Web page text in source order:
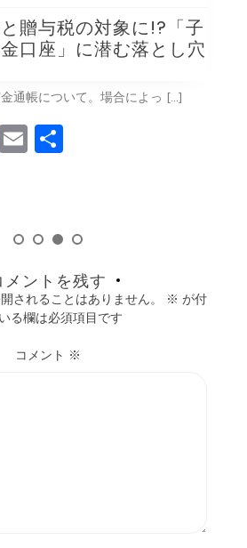
贈与税の対象に!?「子
口座」に潜む落とし穴
通帳について。場合によっ […]
E 共
メントを残す
されることはありません。 ※ が付
る欄は必須項目です
コメント ※